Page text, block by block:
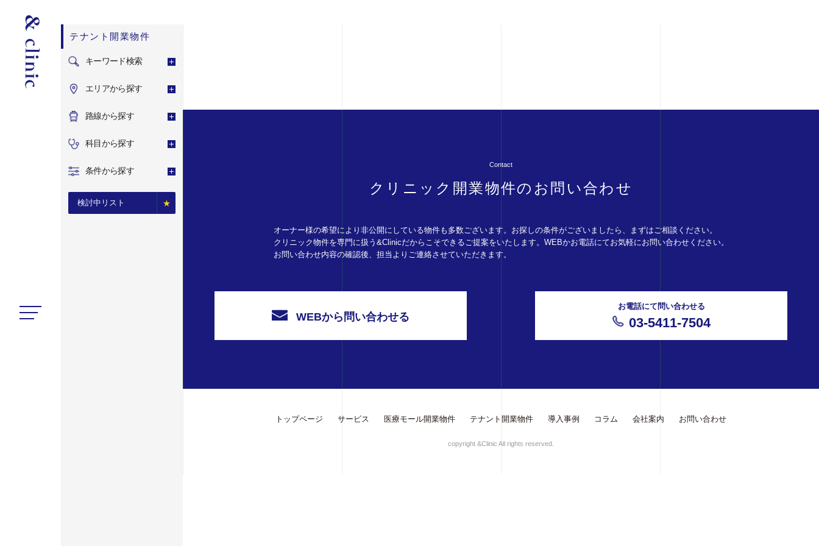
テナント開業物件
キーワード検索
エリアから探す
路線から探す
科目から探す
条件から探す
検討中リスト
Contact
クリニック開業物件のお問い合わせ
オーナー様の希望により非公開にしている物件も多数ございます。お探しの条件がございましたら、まずはご相談ください。
クリニック物件を専門に扱う&Clinicだからこそできるご提案をいたします。WEBかお電話にてお気軽にお問い合わせください。
お問い合わせ内容の確認後、担当よりご連絡させていただきます。
WEBから問い合わせる
お電話にて問い合わせる
03-5411-7504
トップページ サービス 医療モール開業物件 テナント開業物件 導入事例 コラム 会社案内 お問い合わせ
copyright &Clinic All rights reserved.